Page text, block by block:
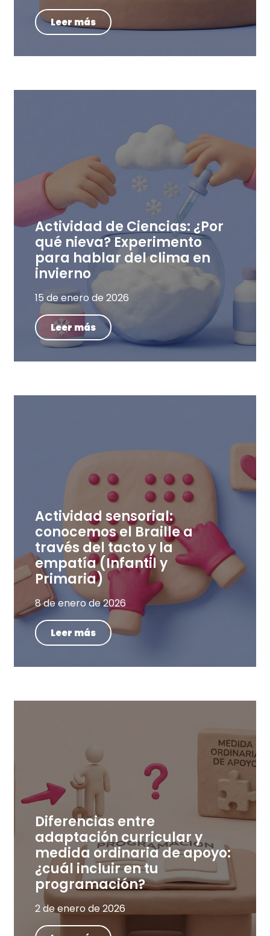
Leer más
Actividad de Ciencias: ¿Por
qué nieva? Experimento
para hablar del clima en
invierno
15 de enero de 2026
Leer más
Actividad sensorial:
conocemos el Braille a
través del tacto y la
empatía (Infantil y
Primaria)
8 de enero de 2026
Leer más
Diferencias entre
adaptación curricular y
medida ordinaria de apoyo:
¿cuál incluir en tu
programación?
2 de enero de 2026